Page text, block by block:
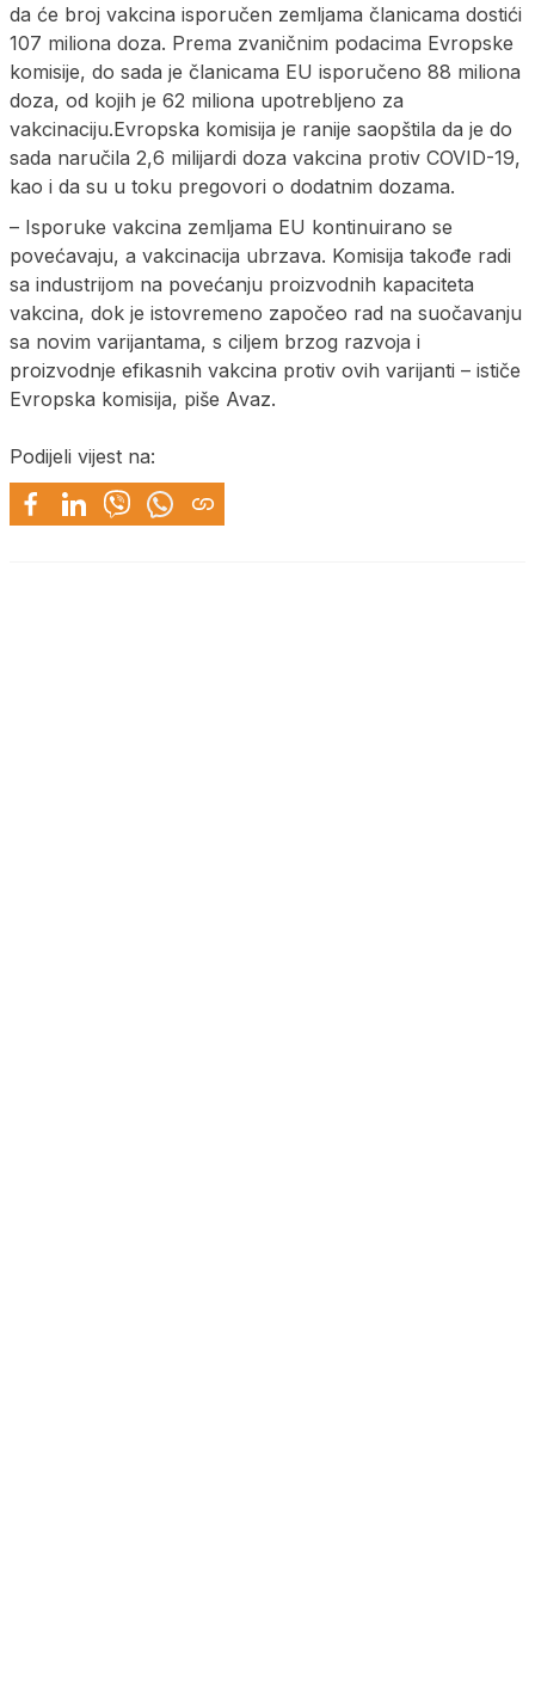
da će broj vakcina isporučen zemljama članicama dostići
107 miliona doza. Prema zvaničnim podacima Evropske
komisije, do sada je članicama EU isporučeno 88 miliona
doza, od kojih je 62 miliona upotrebljeno za
vakcinaciju.Evropska komisija je ranije saopštila da je do
sada naručila 2,6 milijardi doza vakcina protiv COVID-19,
kao i da su u toku pregovori o dodatnim dozama.
– Isporuke vakcina zemljama EU kontinuirano se
povećavaju, a vakcinacija ubrzava. Komisija takođe radi
sa industrijom na povećanju proizvodnih kapaciteta
vakcina, dok je istovremeno započeo rad na suočavanju
sa novim varijantama, s ciljem brzog razvoja i
proizvodnje efikasnih vakcina protiv ovih varijanti – ističe
Evropska komisija, piše Avaz.
Podijeli vijest na: